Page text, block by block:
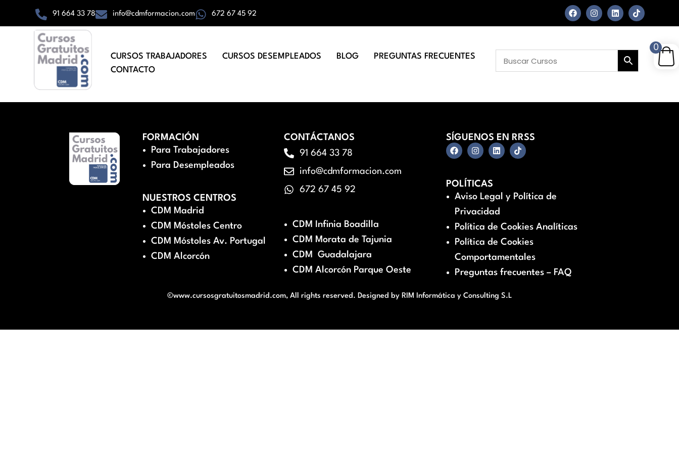
91 664 33 78 info@cdmformacion.com 672 67 45 92
CURSOS TRABAJADORES CURSOS DESEMPLEADOS BLOG
PREGUNTAS FRECUENTES
CONTACTO
FORMACIÓN
Para Trabajadores
Para Desempleados
NUESTROS CENTROS
CDM Madrid
CDM Móstoles Centro
CDM Móstoles Av. Portugal
CDM Alcorcón
CONTÁCTANOS
91 664 33 78
info@cdmformacion.com
672 67 45 92
CDM Infinia Boadilla
CDM Morata de Tajunia
CDM Guadalajara
CDM Alcorcón Parque Oeste
SÍGUENOS EN RRSS
POLÍTICAS
Aviso Legal y Política de
Privacidad
Política de Cookies Analíticas
Política de Cookies
Comportamentales
Preguntas frecuentes – FAQ
©www.cursosgratuitosmadrid.com, All rights reserved. Designed by RIM Informática y Consulting S.L
0